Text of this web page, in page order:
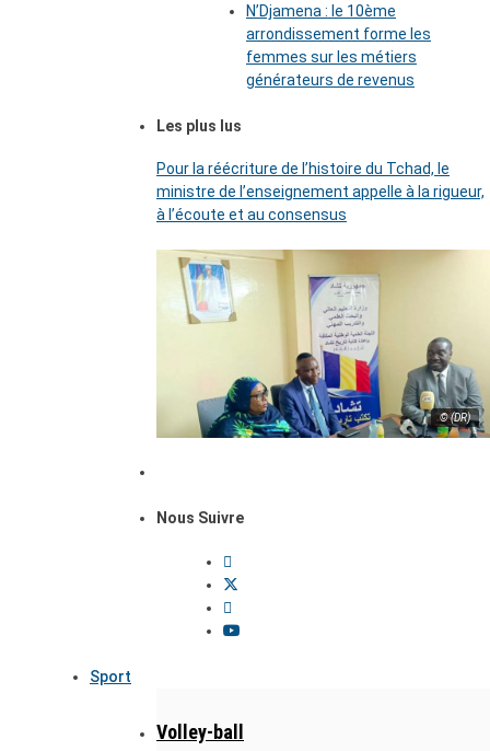
N’Djamena : le 10ème
arrondissement forme les
femmes sur les métiers
générateurs de revenus
Les plus lus
Pour la réécriture de l’histoire du Tchad, le
ministre de l’enseignement appelle à la rigueur,
à l’écoute et au consensus
© (DR)
Nous Suivre
Sport
Volley-ball